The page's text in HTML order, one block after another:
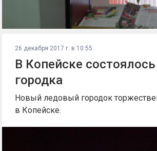
26 декабря 2017 г. в 10:55
В Копейске
городка
Новый ледовый городок
в Копейске.